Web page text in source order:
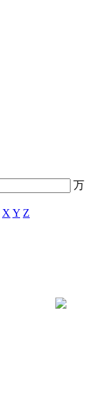
万
X Y Z